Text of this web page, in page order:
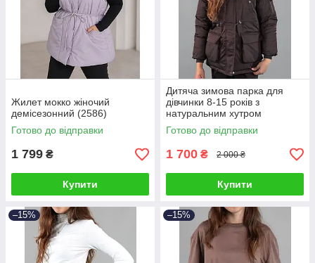
Жилет мокко жіночий
демісезонний (2586)
Готово до відправки
1 799 ₴
Купити
Дитяча зимова парка для
дівчинки 8-15 років з
натуральним хутром
шоколадна (2631190)
Готово до відправки
1 700 ₴ 2 000 ₴
Купити
–15% –15%